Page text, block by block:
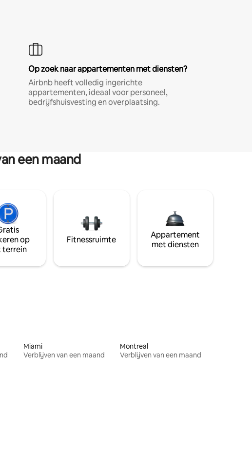
Op zoek naar appartementen met diensten?
Airbnb heeft volledig ingerichte
appartementen, ideaal voor personeel,
bedrijfshuisvesting en overplaatsing.
een maand
op
terrein
Fitnessruimte
Appartement
met diensten
Miami
Verblijven van een maand
Montreal
Verblijven van een maand